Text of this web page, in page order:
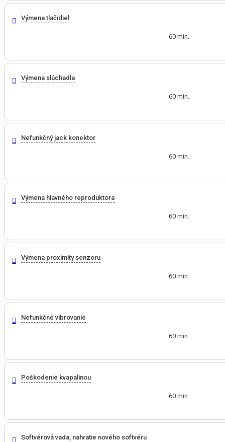
Výmena tlačidiel
60 min.
Výmena slúchadla
60 min.
Nefunkčný jack konektor
60 min.
Výmena hlavného reproduktora
60 min.
Výmena proximity senzoru
60 min.
Nefunkčné vibrovanie
60 min.
Poškodenie kvapalinou
60 min.
Softvérová vada, nahratie nového softvéru